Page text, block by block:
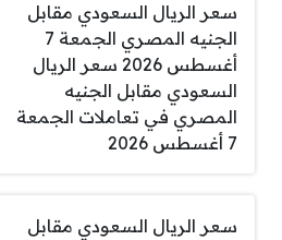
سعر الريال السعودي مقابل
الجنيه المصري الجمعة 7
أغسطس 2026 سعر الريال
السعودي مقابل الجنيه
المصري في تعاملات الجمعة
7 أغسطس 2026
سعر الريال السعودي مقابل